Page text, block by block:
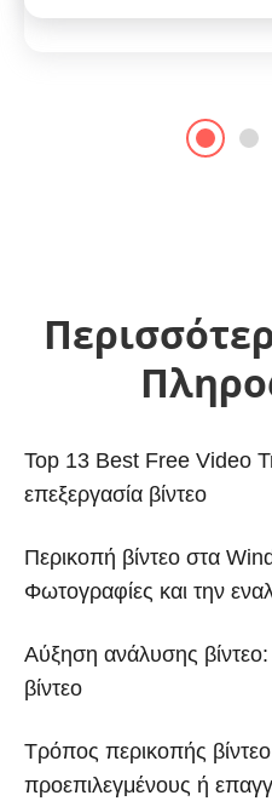
Top 13 Best Free Video
επεξεργασία βίντεο
Περικοπή βίντεο στα
Φωτογραφίες και την
Αύξηση ανάλυσης
βίντεο
Τρόπος περικοπής
προεπιλεγμένους ή